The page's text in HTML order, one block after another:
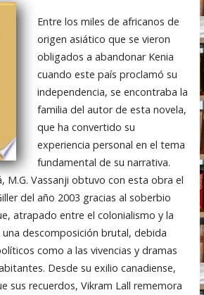
Entre los miles de africanos de
origen asiático que se vieron
obligados a abandonar Kenia
cuando este país proclamó su
independencia, se encontraba la
familia del autor de esta novela,
que ha convertido su
experiencia personal en el tema
fundamental de su narrativa.
M.G. Vassanji obtuvo con esta obra el
del año 2003 gracias al soberbio
atrapado entre el colonialismo y la
descomposición brutal, debida
como a las vivencias y dramas
Desde su exilio canadiense,
sus recuerdos, Vikram Lall rememora